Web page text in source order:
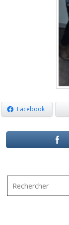
Facebook